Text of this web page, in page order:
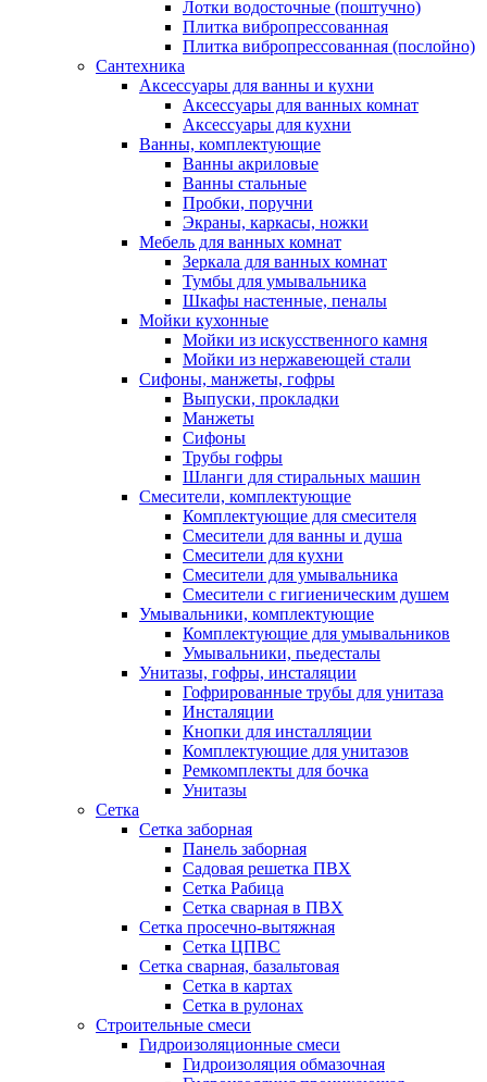
Лотки водосточные (поштучно)
Плитка вибропрессованная
Плитка вибропрессованная (послойно)
Сантехника
Аксессуары для ванны и кухни
Аксессуары для ванных комнат
Аксессуары для кухни
Ванны, комплектующие
Ванны акриловые
Ванны стальные
Пробки, поручни
Экраны, каркасы, ножки
Мебель для ванных комнат
Зеркала для ванных комнат
Тумбы для умывальника
Шкафы настенные, пеналы
Мойки кухонные
Мойки из искусственного камня
Мойки из нержавеющей стали
Сифоны, манжеты, гофры
Выпуски, прокладки
Манжеты
Сифоны
Трубы гофры
Шланги для стиральных машин
Смесители, комплектующие
Комплектующие для смесителя
Смесители для ванны и душа
Смесители для кухни
Смесители для умывальника
Смесители с гигиеническим душем
Умывальники, комплектующие
Комплектующие для умывальников
Умывальники, пьедесталы
Унитазы, гофры, инсталяции
Гофрированные трубы для унитаза
Инсталяции
Кнопки для инсталляции
Комплектующие для унитазов
Ремкомплекты для бочка
Унитазы
Сетка
Сетка заборная
Панель заборная
Садовая решетка ПВХ
Сетка Рабица
Сетка сварная в ПВХ
Сетка просечно-вытяжная
Сетка ЦПВС
Сетка сварная, базальтовая
Сетка в картах
Сетка в рулонах
Строительные смеси
Гидроизоляционные смеси
Гидроизоляция обмазочная